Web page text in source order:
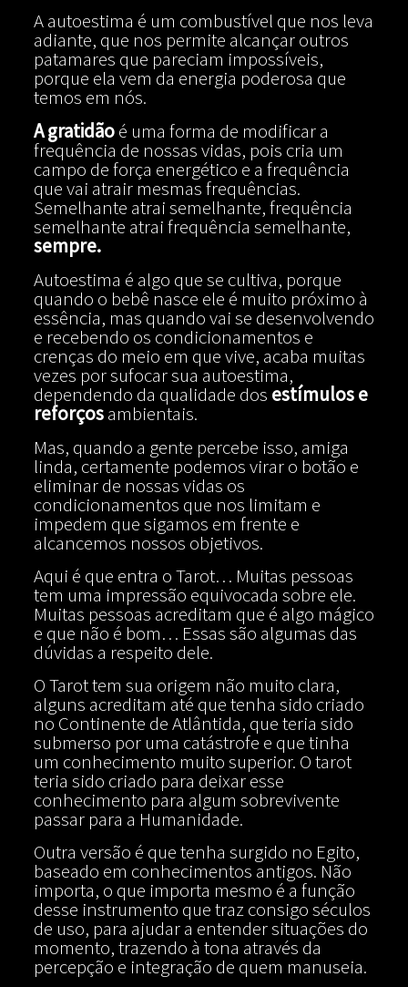
A autoestima é um combustível que nos leva
adiante, que nos permite alcançar outros
patamares que pareciam impossíveis,
porque ela vem da energia poderosa que
temos em nós.
A gratidãoé uma forma de modificar a
frequência de nossas vidas, pois cria um
campo de força energético e a frequência
que vai atrair mesmas frequências.
Semelhante atrai semelhante, frequência
semelhante atrai frequência semelhante,
sempre.
Autoestima é algo que se cultiva, porque
quando o bebê nasce ele é muito próximo à
essência, mas quando vai se desenvolvendo
e recebendo os condicionamentos e
crenças do meio em que vive, acaba muitas
vezes por sufocar sua autoestima,
dependendo da qualidade dos estímulos e
reforçosambientais.
Mas, quando a gente percebe isso, amiga
linda, certamente podemos virar o botão e
eliminar de nossas vidas os
condicionamentos que nos limitam e
impedem que sigamos em frente e
alcancemos nossos objetivos.
Aqui é que entra o Tarot… Muitas pessoas
tem uma impressão equivocada sobre ele.
Muitas pessoas acreditam que é algo mágico
e que não é bom… Essas são algumas das
dúvidas a respeito dele.
O Tarot tem sua origem não muito clara,
alguns acreditam até que tenha sido criado
no Continente de Atlântida, que teria sido
submerso por uma catástrofe e que tinha
um conhecimento muito superior. O tarot
teria sido criado para deixar esse
conhecimento para algum sobrevivente
passar para a Humanidade.
Outra versão é que tenha surgido no Egito,
baseado em conhecimentos antigos. Não
importa, o que importa mesmo é a função
desse instrumento que traz consigo séculos
de uso, para ajudar a entender situações do
momento, trazendo à tona através da
percepção e integração de quem manuseia.